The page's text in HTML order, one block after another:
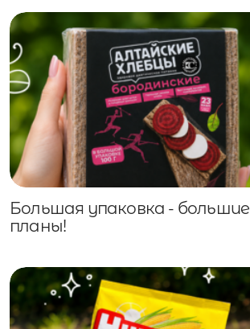
Большая упаковка - большие
планы!